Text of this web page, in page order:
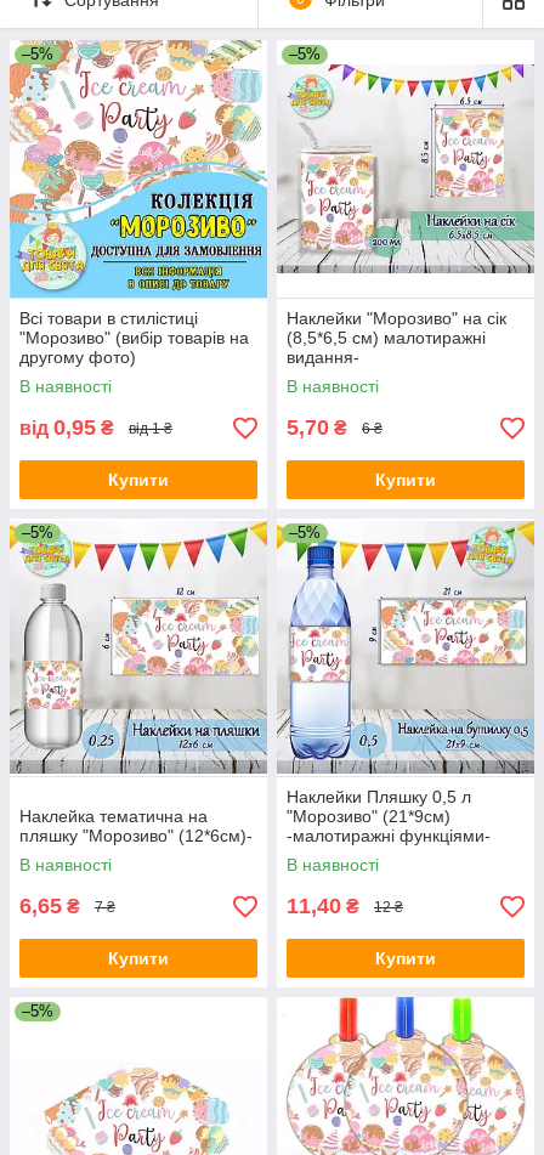
(пропустив сайт через мінімальний платіж)
Оскільки мінімальна сума замовлення на сайті складає 300
грн – ви можете додати цю позицію кілька разів, щоб сайт
пропустив Ваше замовлення.
Менеджер зв'яжеться з Вами та обговорить усі деталі
замовлення та відкоригує суму оплати.
Компанія залишає за собою право на незначну зміну цін,
самостійне рішення щодо прийняття дизайнерських рішень,
а також збільшувати терміни виробництва товару. Усі ці
пункти обов'язково будуть узгоджені із клієнтом.
–5%
Всі товари в стилістиці
"Морозиво" (вибір товарів на
другому фото)
В наявності
від 0,95 ₴ від 1 ₴
Купити
–5%
Наклейки "Морозиво" на сік
(8,5*6,5 см) малотиражні
видання-
В наявності
5,70 ₴ 6 ₴
Купити
–5%
Наклейка тематична на
пляшку "Морозиво" (12*6см)-
В наявності
6,65 ₴ 7 ₴
Купити
–5%
Наклейки Пляшку 0,5 л
"Морозиво" (21*9см)
-малотиражні функціями-
В наявності
11,40 ₴ 12 ₴
Купити
–5%